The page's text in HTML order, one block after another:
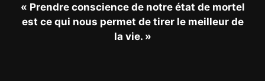
« Prendre conscience de notre état de mortel
est ce qui nous permet de tirer le meilleur de
la vie. »